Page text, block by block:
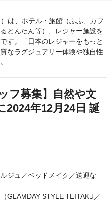
は、ホテル・旅館（ふふ、カフ
とんたん等）、レジャー施設を
す。「日本のレジャーをもっと
なラグジュアリー体験や独自性
フ募集】自然や文
2024年12月24日 誕
ジュ／ベッドメイク／送迎な
GLAMDAY STYLE TEITAKU／